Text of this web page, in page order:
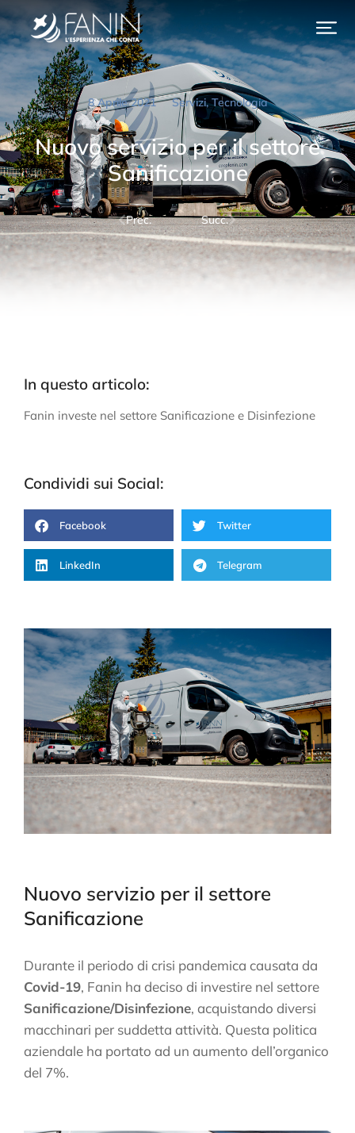
8 Aprile 2021 Servizi,Tecnologia
Nuovo servizio per il settore
Sanificazione
Prec. Succ.
Nuovo servizio per il settore
Sanificazione
Durante il periodo di crisi pandemica causata da
Covid-19, Fanin ha deciso di investire nel settore
Sanificazione/Disinfezione, acquistando diversi
macchinari per suddetta attività. Questa politica
aziendale ha portato ad un aumento dell’organico
del 7%.
In questo articolo:
Fanin investe nel settore Sanificazione e Disinfezione
Condividi sui Social:
Facebook Twitter
LinkedIn Telegram